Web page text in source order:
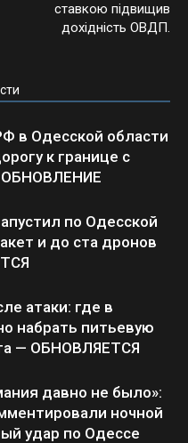
ставкою підвищив
дохідність ОВДП.
в Одесской области
к границе с
по Одесской
и до ста дронов
атаки: где в
набрать питьевую
— ОБНОВЛЯЕТСЯ
давно не было»:
ночной
удар по Одессе